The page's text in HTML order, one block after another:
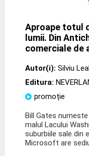
Aproape totul
lumii. Din
comerciale de
Autor(i): Silviu
Editura:
promoție
Bill Gates
malul Lacului
suburbiile sale din
Microsoft are